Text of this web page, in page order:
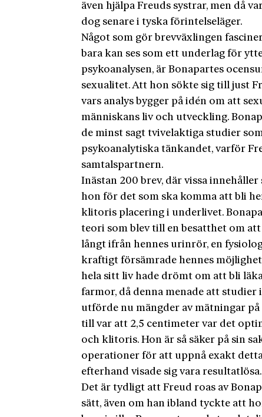
även hjälpa Freuds systrar, men då
dog senare i tyska förintelseläger.
Något som gör brevväxlingen
bara kan ses som ett underlag för
psykoanalysen, är Bonapartes
sexualitet. Att hon sökte sig till just
vars analys bygger på idén om att
människans liv och utveckling.
de minst sagt tvivelaktiga studier
psykoanalytiska tänkandet, varför
samtalspartnern.
Inästan 200 brev, där vissa
hon för det som ska komma att bli
klitoris placering i underlivet.
teori som blev till en besatthet om
långt ifrån hennes urinrör, en
kraftigt försämrade hennes
hela sitt liv hade drömt om att bli
farmor, då denna menade att
utförde nu mängder av mätningar
till var att 2,5 centimeter var det
och klitoris. Hon är så säker på sin
operationer för att uppnå exakt
efterhand visade sig vara resultatlösa.
Det är tydligt att Freud roas av
sätt, även om han ibland tyckte att